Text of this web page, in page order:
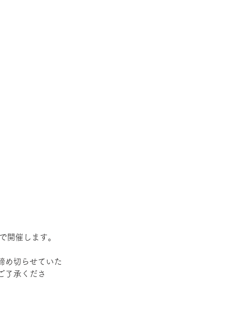
開催します。
め切らせていた
了承くださ